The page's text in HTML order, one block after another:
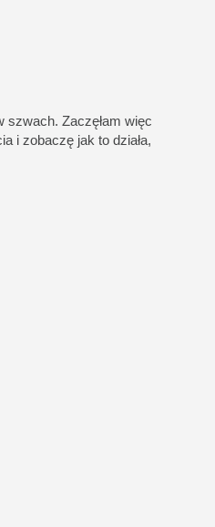
szwach. Zaczęłam więc
i zobaczę jak to działa,